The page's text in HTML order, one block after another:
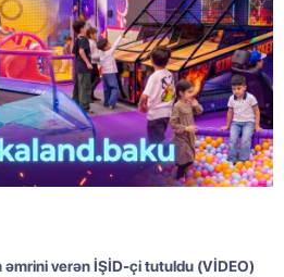
verən İŞİD-çi tutuldu (VİDEO)